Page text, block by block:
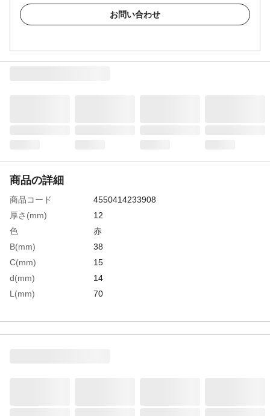
お問い合わせ
商品の詳細
商品コード
4550414233908
厚さ(mm)
12
色
赤
B(mm)
38
C(mm)
15
d(mm)
14
L(mm)
70
生産国
中国